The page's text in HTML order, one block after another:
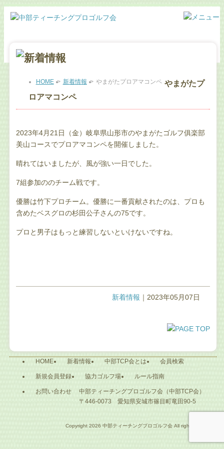
HOME> 新着情報 > やまがたプロアマコンペ やまがたプ
ロアマコンペ
2023年4月21日（金）岐阜県山形市のやまがたゴルフ俱楽部
美山コースでプロアマコンペを開催しました。
晴れてはいましたが、風が強い一日でした。
7組参加ののチーム戦です。
優勝は竹下プロチーム。優勝に一番貢献されたのは、プロも
含めたベスグロの杉田公子さんの75です。
プロと男子はもっと練習しないといけないですね。
新着情報 ｜2023年05月07日
HOME 新着情報 中部TCP会とは 会員検索
新規会員登録 協力ゴルフ場 ルール指南
お問い合わせ
中部ティーチングプロゴルフ会（中部TCP会）
〒446-0073 愛知県安城市篠目町竜田90-5
Copyright2026 中部ティーチングプロゴルフ会 All rights reserved.